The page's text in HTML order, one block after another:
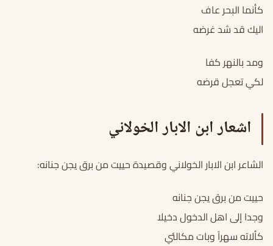
كأنما البحر عاف
اليك قد شد غرضه
ومد بالنهر كفا
لكي تعجل قرضه
اشعار ابن الابار الخولاني
الشاعر ابن الابار الخولاني وقصيدة حييت من برق يجن جنانه:
حييت من برق يجن جنانه
وجدا إلى اهل الدخول دخيلا
كألاته سهراً وبات مكالئي